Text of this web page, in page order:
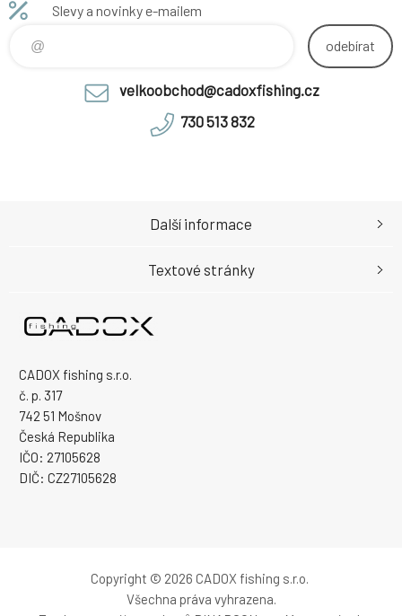
Slevy a novinky e-mailem
odebírat
velkoobchod@cadoxfishing.cz
730 513 832
CADOX fishing s.r.o.
č. p. 317
742 51 Mošnov
Česká Republika
IČO: 27105628
DIČ: CZ27105628
Další informace
Textové stránky
Copyright © 2026 CADOX fishing s.r.o.
Všechna práva vyhrazena.